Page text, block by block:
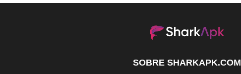
SOBRE SHARKAPK.COM